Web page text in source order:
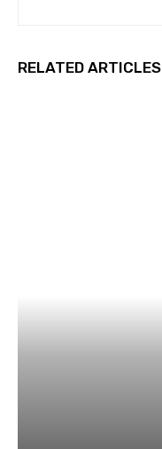
RELATED ARTICLES